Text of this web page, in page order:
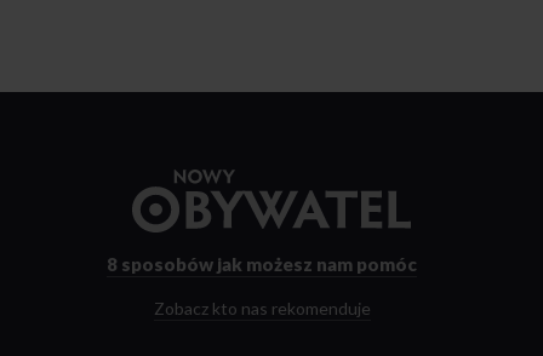
strony
8 sposobów jak możesz nam pomóc
Zobacz kto nas rekomenduje